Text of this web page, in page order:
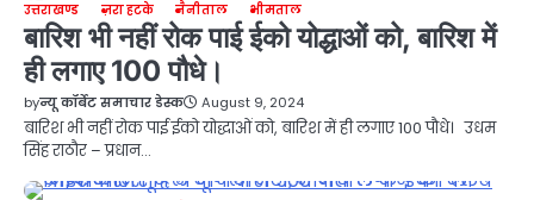
उत्तराखण्ड ज़रा हटके नैनीताल भीमताल
बारिश भी नहीं रोक पाई ईको योद्धाओं को, बारिश में
ही लगाए 100 पौधे।
byन्यू कॉर्बेट समाचार डेस्क August 9, 2024
बारिश भी नहीं रोक पाई ईको योद्धाओं को, बारिश में ही लगाए 100 पौधे। उधम
सिंह राठौर – प्रधान…